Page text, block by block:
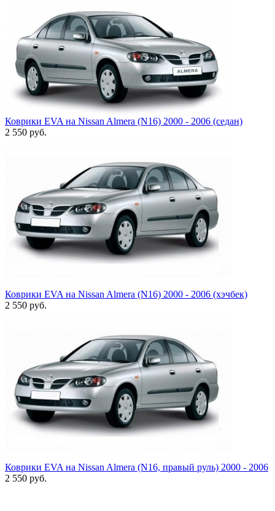
Коврики EVA на Nissan Almera (N16) 2000 - 2006 (седан)
2 550 руб.
Коврики EVA на Nissan Almera (N16) 2000 - 2006 (хэчбек)
2 550 руб.
Коврики EVA на Nissan Almera (N16, правый руль) 2000 - 2006
2 550 руб.